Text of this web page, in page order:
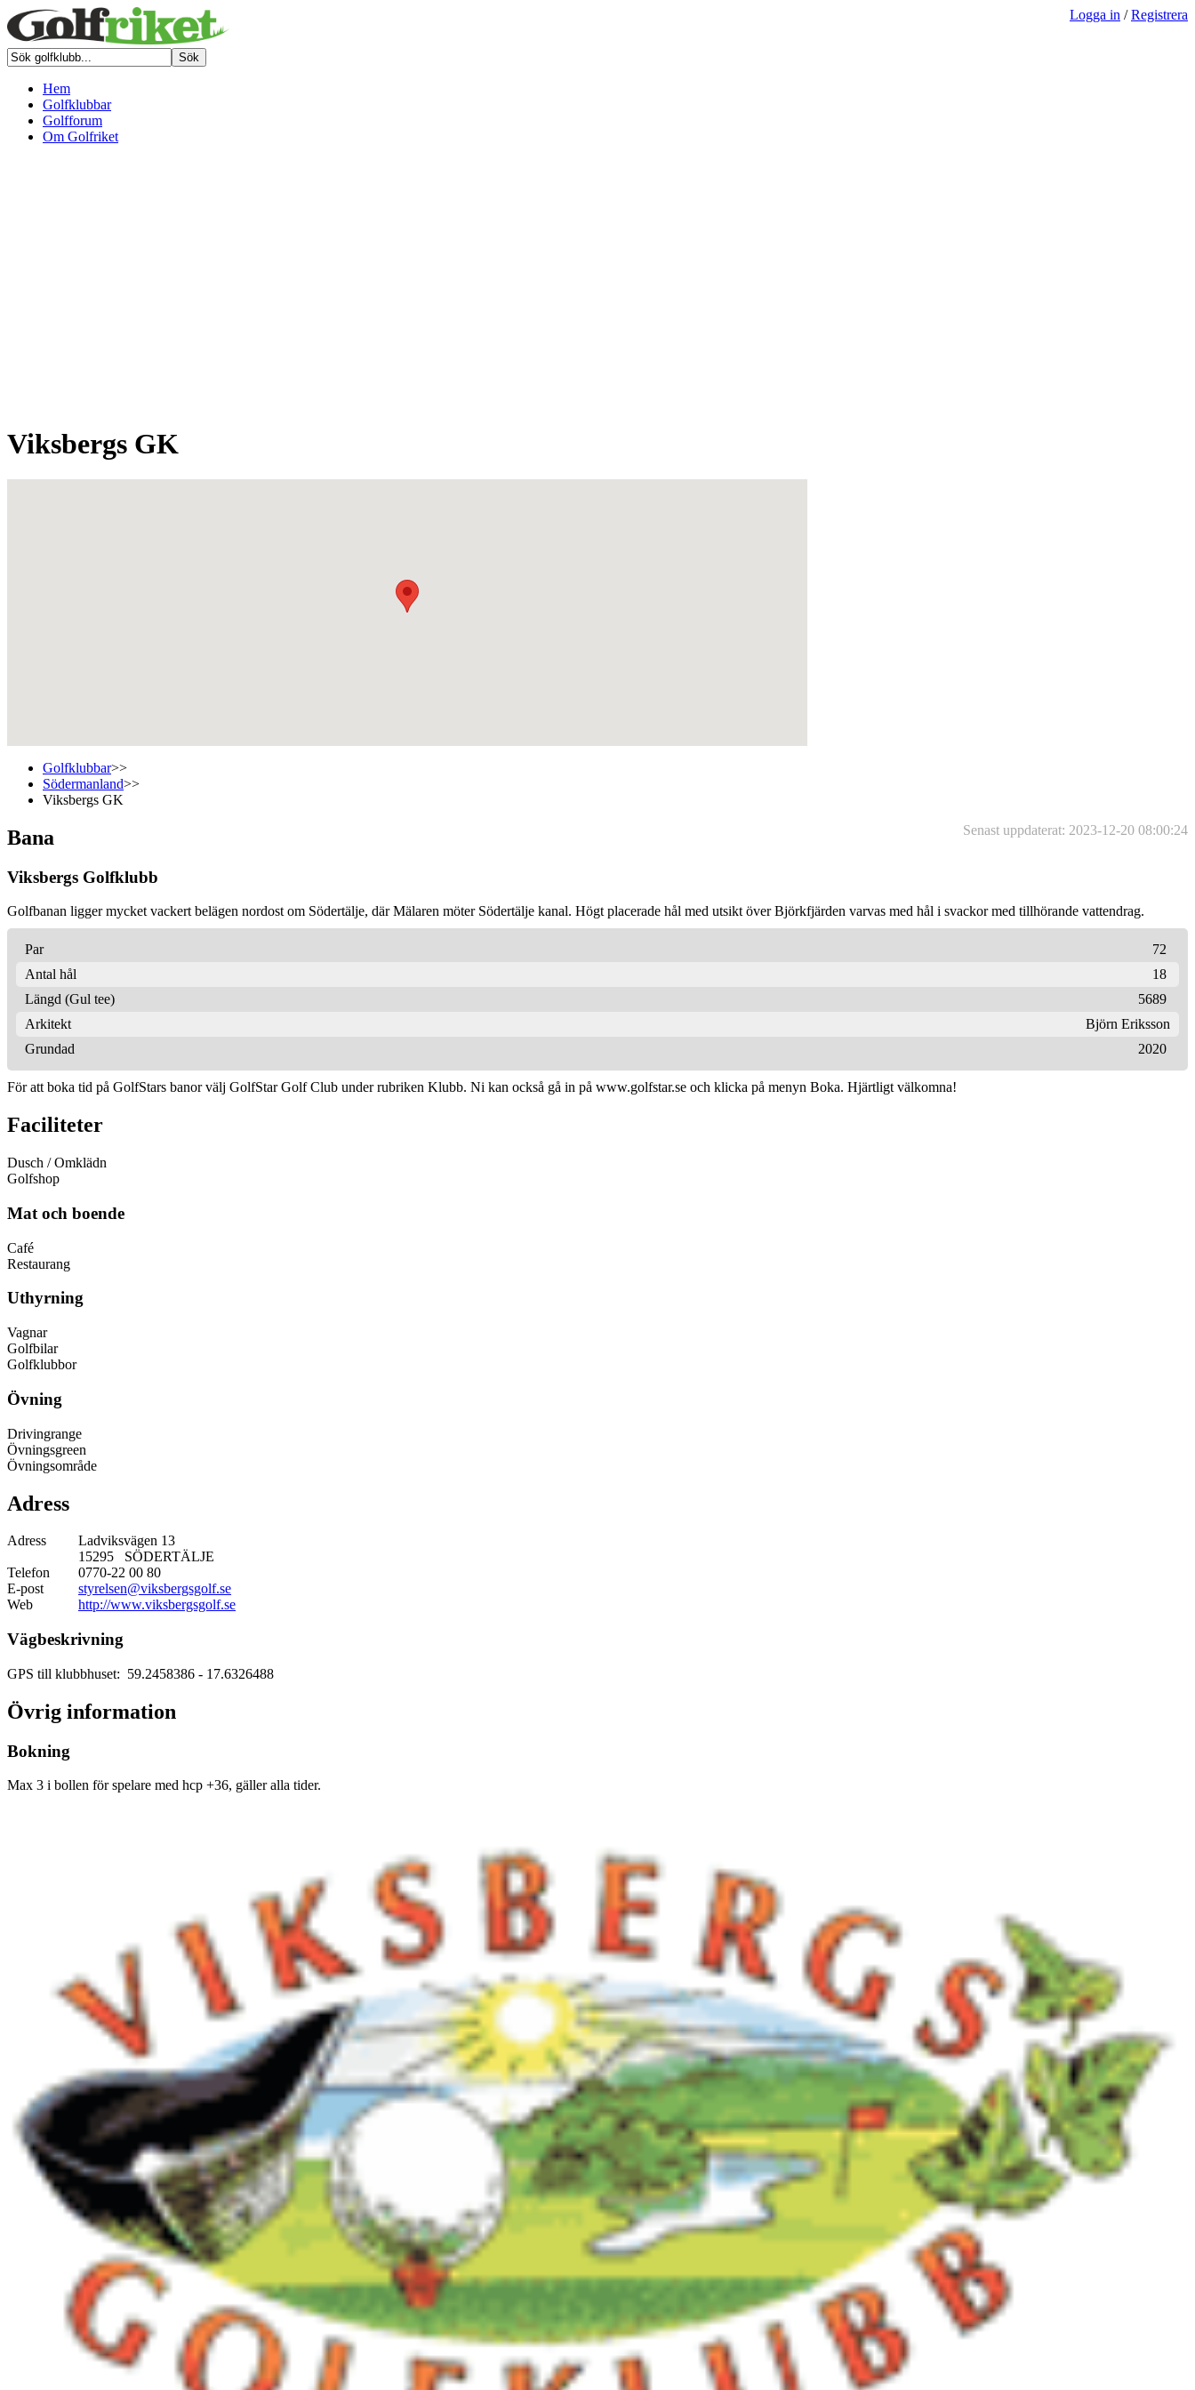
Logga in /Registrera
Hem
Golfklubbar
Golfforum
Om Golfriket
Viksbergs GK
Golfklubbar>>
Södermanland>>
Viksbergs GK
Senast uppdaterat: 2023-12-20 08:00:24
Bana
Viksbergs Golfklubb
Golfbanan ligger mycket vackert belägen nordost om Södertälje, där Mälaren möter Södertälje kanal. Högt placerade hål med utsikt över Björkfjärden varvas med hål i svackor med tillhörande vattendrag.
Par
72
Antal hål
18
Längd (Gul tee)
5689
Arkitekt
Björn Eriksson
Grundad
2020
För att boka tid på GolfStars banor välj GolfStar Golf Club under rubriken Klubb. Ni kan också gå in på www.golfstar.se och klicka på menyn Boka. Hjärtligt välkomna!
Faciliteter
Dusch / Omklädn
Golfshop
Mat och boende
Café
Restaurang
Uthyrning
Vagnar
Golfbilar
Golfklubbor
Övning
Drivingrange
Övningsgreen
Övningsområde
Adress
Adress
Ladviksvägen 13
15295 SÖDERTÄLJE
Telefon
0770-22 00 80
E-post
styrelsen@viksbergsgolf.se
Web
http://www.viksbergsgolf.se
Vägbeskrivning
GPS till klubbhuset: 59.2458386 - 17.6326488
Övrig information
Bokning
Max 3 i bollen för spelare med hcp +36, gäller alla tider.